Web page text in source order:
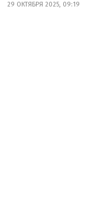
29 ОКТЯБРЯ 2025, 09:19